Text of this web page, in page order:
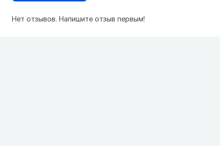
Нет отзывов. Напишите отзыв первым!